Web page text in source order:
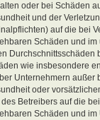
oder bei Schäden
und der
auf die bei
Schäden und
Durchschnittsschäden
wie insbesondere
Unternehmern außer
oder
Betreibers auf die
Schäden und im